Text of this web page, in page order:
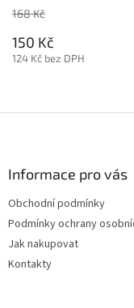
168 Kč
150 Kč
124 Kč bez DPH
Informace pro vás
Obchodní podmínky
Podmínky ochrany
Jak nakupovat
Kontakty